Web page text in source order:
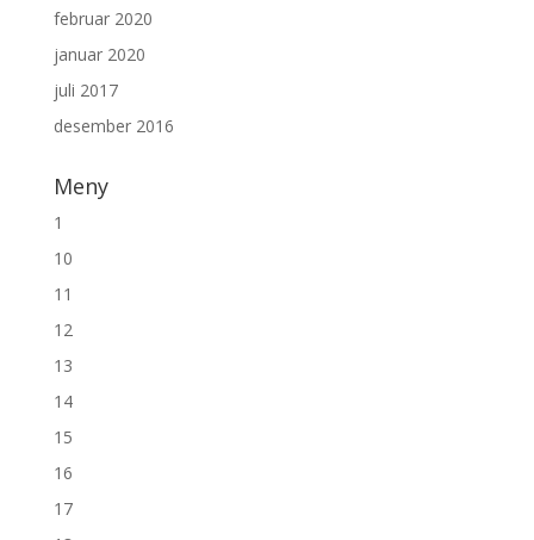
februar 2020
januar 2020
juli 2017
desember 2016
Meny
1
10
11
12
13
14
15
16
17